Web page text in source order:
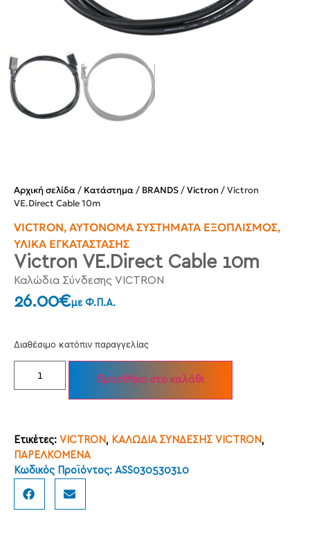
Αρχική σελίδα/ Κατάστημα/ BRANDS/Victron / Victron
VE.Direct Cable 10m
VICTRON, ΑΥΤΌΝΟΜΑ ΣΥΣΤΉΜΑΤΑ ΕΞΟΠΛΙΣΜΌΣ,
ΥΛΙΚΆ ΕΓΚΑΤΆΣΤΑΣΗΣ
Victron VE.Direct Cable 10m
Καλώδια Σύνδεσης VICTRON
26.00€με Φ.Π.Α.
Διαθέσιμο κατόπιν παραγγελίας
Προσθήκη στο καλάθι
Ετικέτες: VICTRON, ΚΑΛΩΔΙΑ ΣΥΝΔΕΣΗΣ VICTRON,
ΠΑΡΕΛΚΟΜΕΝΑ
Κωδικός Προϊόντος: ASS030530310